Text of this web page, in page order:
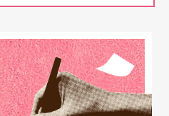
然自由、國家仍扮演文化
，以法國爲典型。政府花
例如，從一九八三年迄